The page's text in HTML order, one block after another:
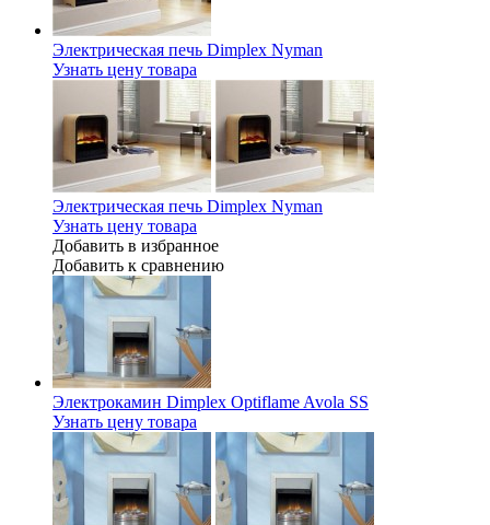
Электрическая печь Dimplex Nyman
Узнать цену товара
Электрическая печь Dimplex Nyman
Узнать цену товара
Добавить в избранное
Добавить к сравнению
Электрокамин Dimplex Optiflame Avola SS
Узнать цену товара